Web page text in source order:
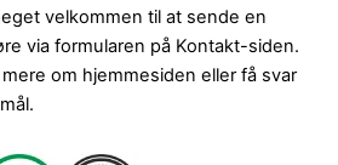
velkommen til at sende en
via formularen på Kontakt-siden.
om hjemmesiden eller få svar